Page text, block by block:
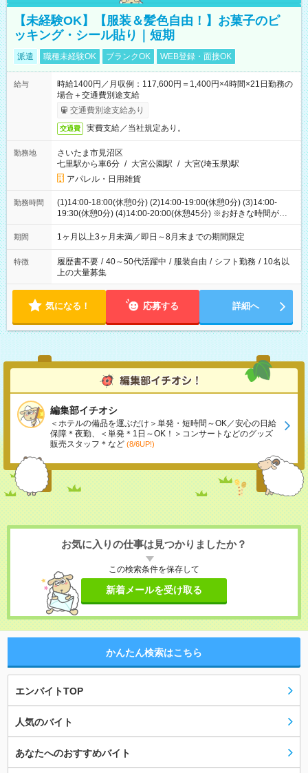
【未経験OK】【服装＆髪色自由！】お菓子のピ
ッキング・シール貼り｜短期
派遣 職種未経験OK ブランクOK WEB登録・面接OK
給与
時給1400円／月収例：117,600円＝1,400円×4時間×21日勤務の
場合＋交通費別途支給
交通費別途支給あり
交通費 実費支給／当社規定あり。
勤務地
さいたま市見沼区
七里駅から車6分 / 大宮公園駅 / 大宮(埼玉県)駅
アパレル・日用雑貨
勤務時間
(1)14:00-18:00(休憩0分) (2)14:00-19:00(休憩0分) (3)14:00-
19:30(休憩0分) (4)14:00-20:00(休憩45分) ※お好きな時間が選べ
ます
期間 1ヶ月以上3ヶ月未満／即日～8月末までの期間限定
特徴 履歴書不要 / 40～50代活躍中 / 服装自由 / シフト勤務 / 10名以
上の大量募集
気になる！ 応募する 詳細へ
編集部イチオシ
＜ホテルの備品を運ぶだけ＞単発・短時間～OK／安心の日給
保障＊夜勤、＜単発＊1日～OK！＞コンサートなどのグッズ
販売スタッフ＊など (8/6UP!)
お気に入りの仕事は見つかりましたか？
この検索条件を保存して
新着メールを受け取る
かんたん検索はこちら
エンバイトTOP
人気のバイト
あなたへのおすすめバイト